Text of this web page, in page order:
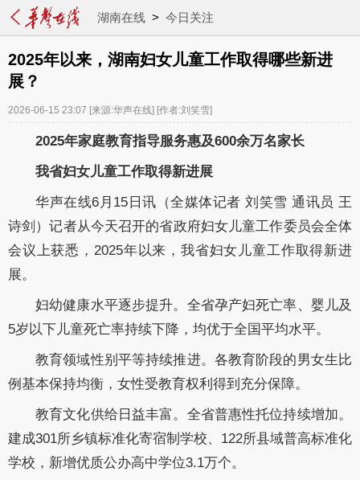
湖南在线> 今日关注
2025年以来，湖南妇女儿童工作取得哪些新进
展？
2026-06-15 23:07 [来源:华声在线] [作者:刘笑雪]
2025年家庭教育指导服务惠及600余万名家长
我省妇女儿童工作取得新进展
华声在线6月15日讯（全媒体记者 刘笑雪 通讯员 王
诗剑）记者从今天召开的省政府妇女儿童工作委员会全体
会议上获悉，2025年以来，我省妇女儿童工作取得新进
展。
妇幼健康水平逐步提升。全省孕产妇死亡率、婴儿及
5岁以下儿童死亡率持续下降，均优于全国平均水平。
教育领域性别平等持续推进。各教育阶段的男女生比
例基本保持均衡，女性受教育权利得到充分保障。
教育文化供给日益丰富。全省普惠性托位持续增加。
建成301所乡镇标准化寄宿制学校、122所县域普高标准化
学校，新增优质公办高中学位3.1万个。